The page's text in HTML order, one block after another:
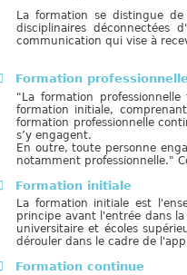
La formation se distingue
disciplinaires déconnectées
communication qui vise à
Formation
"La formation
formation initiale,
formation professionnelle
s’y engagent.
En outre, toute personne
notamment professionnelle."
Formation initiale
La formation initiale est
principe avant l'entrée dans
universitaire et écoles
dérouler dans le cadre de
Formation continue